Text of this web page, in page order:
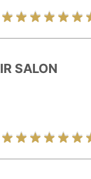
SALON